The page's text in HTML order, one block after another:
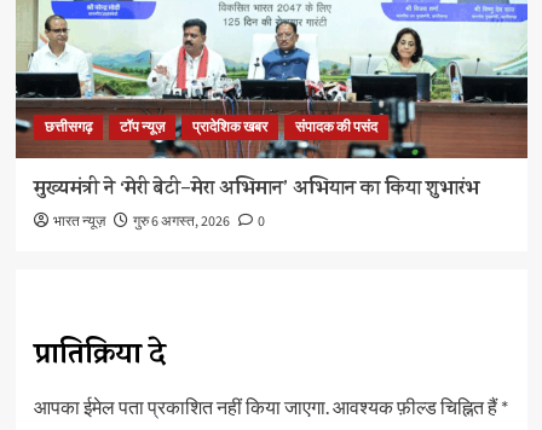
छत्तीसगढ़ टॉप न्यूज़ प्रादेशिक खबर संपादक की पसंद
मुख्यमंत्री ने ‘मेरी बेटी–मेरा अभिमान’ अभियान का किया शुभारंभ
भारत न्यूज़ गुरु 6 अगस्त, 2026 0
प्रातिक्रिया दे
आपका ईमेल पता प्रकाशित नहीं किया जाएगा. आवश्यक फ़ील्ड चिह्नित हैं*